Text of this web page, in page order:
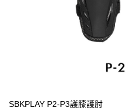
SBKPLAY P2-P3護膝護肘